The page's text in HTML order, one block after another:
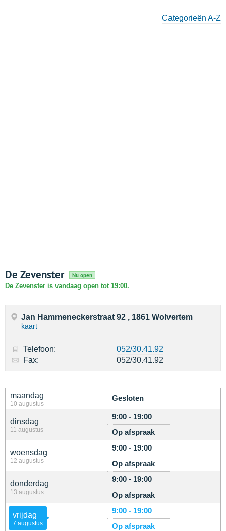
Categorieën A-Z
De Zevenster Nu open
De Zevenster is vandaag open tot 19:00.
maandag
10 augustus
Gesloten
dinsdag
11 augustus
9:00 - 19:00
Op afspraak
woensdag
12 augustus
9:00 - 19:00
Op afspraak
donderdag
13 augustus
9:00 - 19:00
Op afspraak
vrijdag
7 augustus
9:00 - 19:00
Op afspraak
Jan Hammeneckerstraat 92 , 1861 Wolvertem
kaart
Telefoon:
052/30.41.92
Fax:
052/30.41.92